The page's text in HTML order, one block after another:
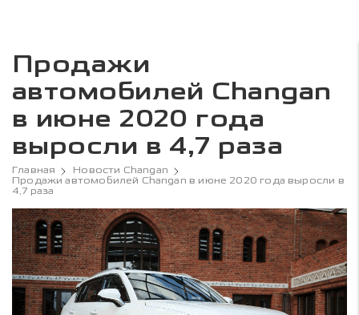
Продажи
автомобилей Changan
в июне 2020 года
выросли в 4,7 раза
Главная
Новости Changan
Продажи автомобилей Changan в июне 2020 года выросли в
4,7 раза